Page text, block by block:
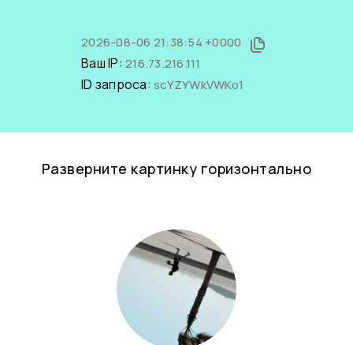
2026-08-06 21:38:54 +0000
Ваш IP: 216.73.216.111
ID запроса: scYZYWkVWKo1
Разверните картинку горизонтально